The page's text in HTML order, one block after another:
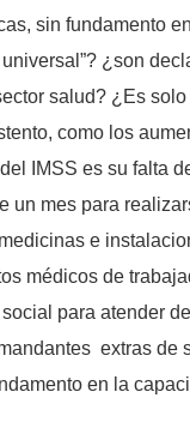
sin fundamento
universal”? ¿son
salud? ¿Es
como los
IMSS es su falta
un mes para
e
médicos de
para atender
extras
en la